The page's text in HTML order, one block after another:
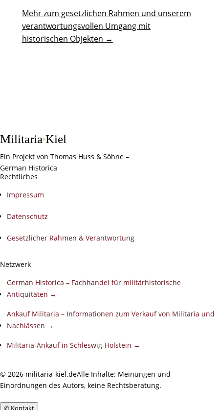
Mehr zum gesetzlichen Rahmen und unserem
verantwortungsvollen Umgang mit
historischen Objekten →
Militaria Kiel
Ein Projekt von Thomas Huss & Söhne –
German Historica
Rechtliches
Impressum
Datenschutz
Gesetzlicher Rahmen & Verantwortung
Netzwerk
German Historica – Fachhandel für militärhistorische
Antiquitäten →
Ankauf Militaria – Informationen zum Verkauf von Militaria und
Nachlässen →
Militaria-Ankauf in Schleswig-Holstein →
© 2026 militaria-kiel.deAlle Inhalte: Meinungen und
Einordnungen des Autors, keine Rechtsberatung.
✆ Kontakt